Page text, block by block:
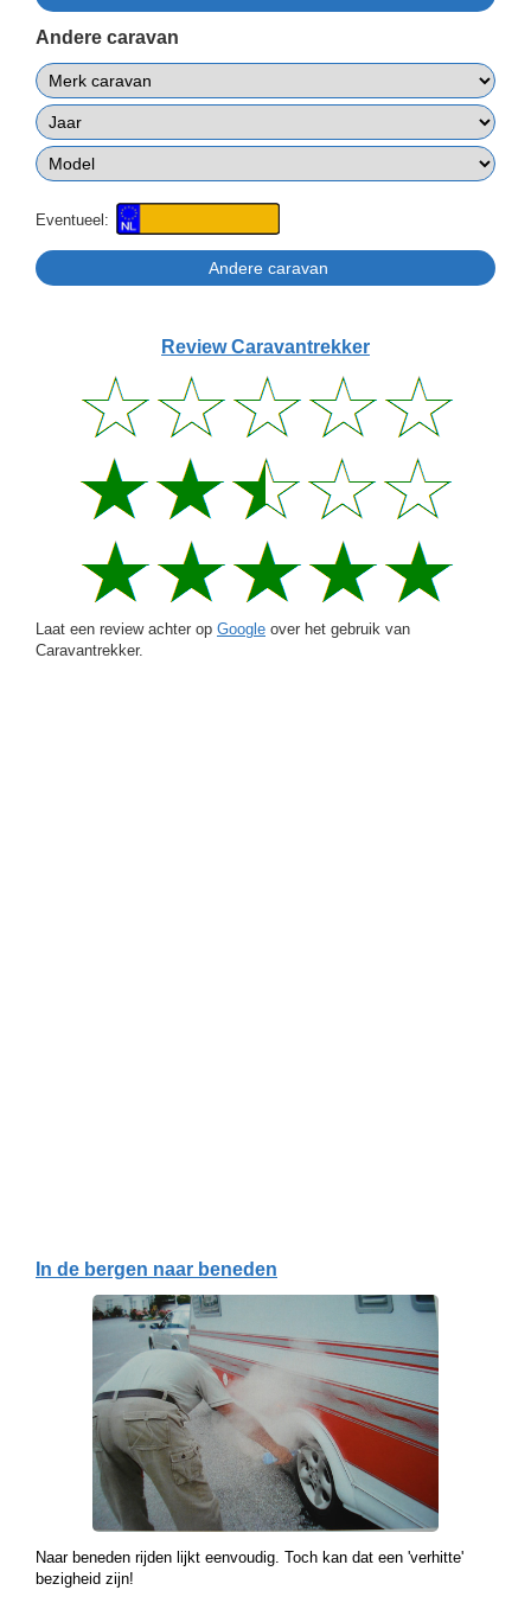
Andere caravan
Eventueel:
Review Caravantrekker
Laat een review achter op Google over het gebruik van
Caravantrekker.
In de bergen naar beneden
Naar beneden rijden lijkt eenvoudig. Toch kan dat een 'verhitte'
bezigheid zijn!